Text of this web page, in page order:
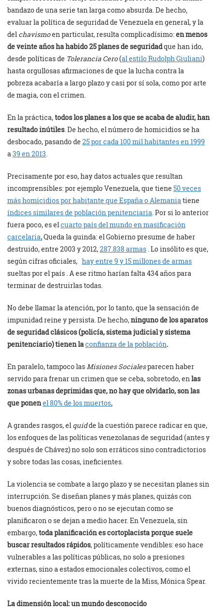
bandazo de una serie tan larga como absurda. De hecho,
evaluar la política de seguridad de Venezuela en general, y la
del chavismoen particular, resulta complicadísimo:en menos
de veinte años ha habido 25 planes de seguridadque han ido,
desde políticas de Tolerancia Cero(al estilo Rudolph Giuliani)
hasta orgullosas afirmaciones de que la lucha contra la
pobreza acabaría a largo plazo y casi por sí sola, como por arte
de magia, con el crimen.
En la práctica,todos los planes a los que se acaba de aludir, han
resultado inútiles . De hecho, el número de homicidios se ha
desbocado, pasando de 25 por cada 100 mil habitantes en 1999
a 39 en 2013
Precisamente por eso, hay datos actuales que resultan
incomprensibles: por ejemplo Venezuela, que tiene 50 veces
más homicidios por habitante que España o Alemania tiene
índices similares de población penitenciaria . Por si lo anterior
fuera poco, es el cuarto país del mundo en masificación
carcelaria.Queda la guinda: el Gobierno presume de haber
destruido, entre 2003 y 2012,287.838 armas . Lo insólito es que,
según cifras oficiales, hay entre 9 y 15 millones de armas
sueltas por el país . A ese ritmo harían falta 434 años para
terminar de destruirlas todas.
No debe llamar la atención, por lo tanto, que la sensación de
impunidad reine y persista. De hecho,ninguno de los aparatos
de seguridad clásicos (policía, sistema judicial y sistema
penitenciario) tienen laconfianza de la población.
En paralelo, tampoco las Misiones Socialesparecen haber
servido para frenar un crimen que se ceba, sobretodo, en las
zonas urbanas deprimidas que, no hay que olvidarlo, son las
que ponenel 80% de los muertos.
A grandes rasgos, el quidde la cuestión parece radicar en que,
los enfoques de las políticas venezolanas de seguridad (antes y
después de Chávez) no solo son erráticos sino contradictorios
y sobre todas las cosas, ineficientes.
La violencia se combate a largo plazo y se necesitan planes sin
interrupción. Se diseñan planes y más planes, quizás con
buenos diagnósticos, pero o no se ejecutan como se
planificaron o se dejan a medio hacer. En Venezuela, sin
embargo,toda planificación es cortoplacista porque suele
buscar resultados rápidos, políticamente vendibles: eso hace
vulnerables a las políticas públicas, no solo a presiones
externas, sino a estados emocionales colectivos, como el
vivido recientemente tras la muerte de la Miss, Mónica Spear.
La dimensión local: un mundo desconocido